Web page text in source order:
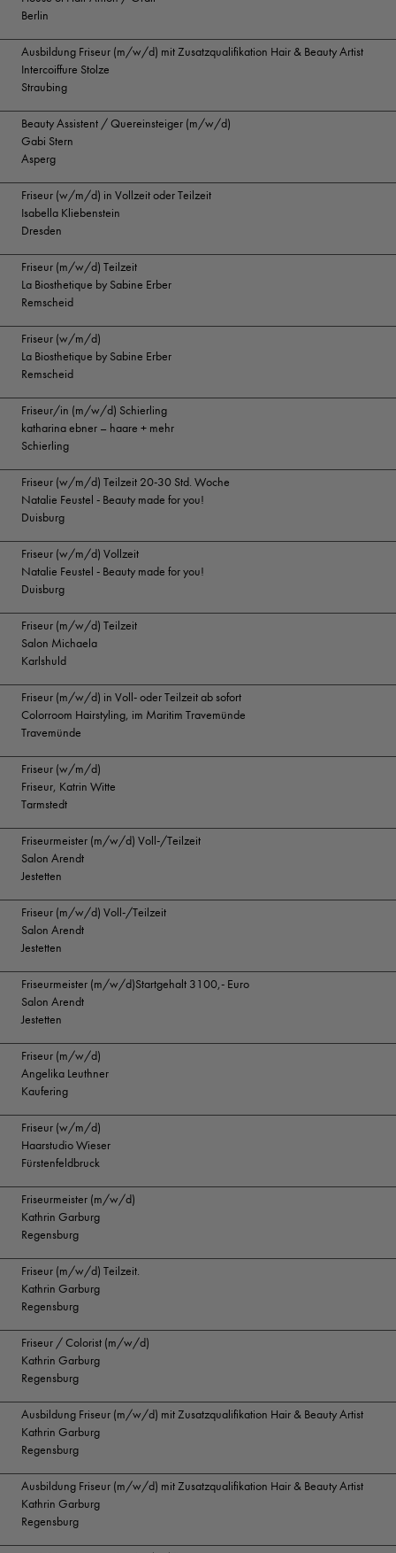
Berlin
Ausbildung Friseur (m/w/d) mit Zusatzqualifikation Hair & Beauty Artist
Intercoiffure Stolze
Straubing
Beauty Assistent / Quereinsteiger (m/w/d)
Gabi Stern
Asperg
Friseur (w/m/d) in Vollzeit oder Teilzeit
Isabella Kliebenstein
Dresden
Friseur (m/w/d) Teilzeit
La Biosthetique by Sabine Erber
Remscheid
Friseur (w/m/d)
La Biosthetique by Sabine Erber
Remscheid
Friseur/in (m/w/d) Schierling
katharina ebner – haare + mehr
Schierling
Friseur (w/m/d) Teilzeit 20-30 Std. Woche
Natalie Feustel - Beauty made for you!
Duisburg
Friseur (w/m/d) Vollzeit
Natalie Feustel - Beauty made for you!
Duisburg
Friseur (m/w/d) Teilzeit
Salon Michaela
Karlshuld
Friseur (m/w/d) in Voll- oder Teilzeit ab sofort
Colorroom Hairstyling, im Maritim Travemünde
Travemünde
Friseur (w/m/d)
Friseur, Katrin Witte
Tarmstedt
Friseurmeister (m/w/d) Voll-/Teilzeit
Salon Arendt
Jestetten
Friseur (m/w/d) Voll-/Teilzeit
Salon Arendt
Jestetten
Friseurmeister (m/w/d)Startgehalt 3100,- Euro
Salon Arendt
Jestetten
Friseur (m/w/d)
Angelika Leuthner
Kaufering
Friseur (w/m/d)
Haarstudio Wieser
Fürstenfeldbruck
Friseurmeister (m/w/d)
Kathrin Garburg
Regensburg
Friseur (m/w/d) Teilzeit.
Kathrin Garburg
Regensburg
Friseur / Colorist (m/w/d)
Kathrin Garburg
Regensburg
Ausbildung Friseur (m/w/d) mit Zusatzqualifikation Hair & Beauty Artist
Kathrin Garburg
Regensburg
Ausbildung Friseur (m/w/d) mit Zusatzqualifikation Hair & Beauty Artist
Kathrin Garburg
Regensburg